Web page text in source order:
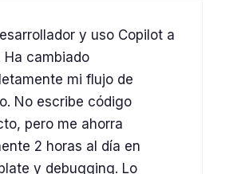
y uso Copilot a
Ha cambiado
mi flujo de
No escribe código
pero me ahorra
2 horas al día en
y debugging. Lo